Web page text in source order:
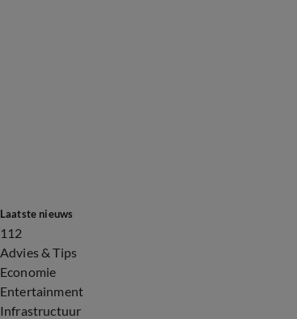
Laatste nieuws
112
Advies & Tips
Economie
Entertainment
Infrastructuur